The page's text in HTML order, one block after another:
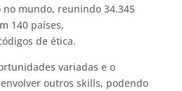
mundo, reunindo 34.345
140 países,
de ética.
variadas e o
outros skills, podendo